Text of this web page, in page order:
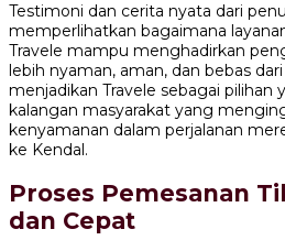
Testimoni dan cerita nyata dari
memperlihatkan bagaimana
Travele mampu menghadirkan
lebih nyaman, aman, dan bebas
menjadikan Travele sebagai pilihan
kalangan masyarakat yang
kenyamanan dalam perjalanan
ke Kendal.
Proses Pemesanan
dan Cepat